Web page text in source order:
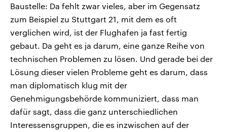
Baustelle: Da fehlt zwar vieles, aber im Gegensatz
zum Beispiel zu Stuttgart 21, mit dem es oft
verglichen wird, ist der Flughafen ja fast fertig
gebaut. Da geht es ja darum, eine ganze Reihe von
technischen Problemen zu lösen. Und gerade bei der
Lösung dieser vielen Probleme geht es darum, dass
man diplomatisch klug mit der
Genehmigungsbehörde kommuniziert, dass man
dafür sagt, dass die ganz unterschiedlichen
Interessensgruppen, die es inzwischen auf der